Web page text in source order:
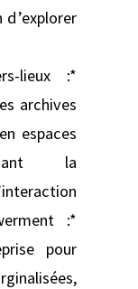
d’explorer
lieux :*
archives
espaces
la
:*
pour